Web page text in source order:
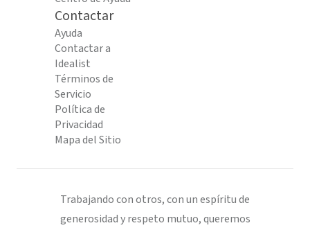
Contactar
Ayuda
Contactar a
Idealist
Términos de
Servicio
Política de
Privacidad
Mapa del Sitio
Trabajando con otros, con un espíritu de
generosidad y respeto mutuo, queremos